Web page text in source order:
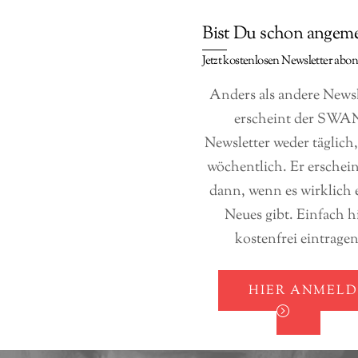
Bist Du schon
Jetzt kostenlosen Newsletter
Anders als andere
erscheint der
Newsletter weder
wöchentlich. Er
dann, wenn es wirklich
Neues gibt. Einfach
kostenfrei
HIER
REDAKTIONELL